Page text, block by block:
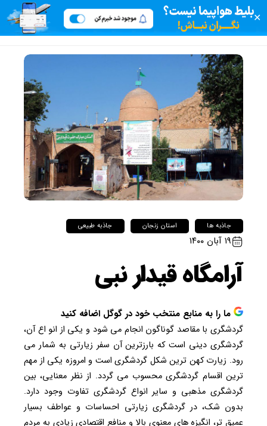
✕
جاذبه ها استان زنجان جاذبه طبیعی
۱۹ آبان ۱۴۰۰
آرامگاه قیدار نبی
ما را به منابع منتخب خود در گوگل اضافه کنید
گردشگری با مقاصد گوناگون انجام می شود و یکی از انو اع آن،
گردشگری دینی است که بارزترین آن سفر زیارتی به شمار می
رود. زیارت کهن ترین شکل گردشگری است و امروزه یکی از مهم
ترین اقسام گردشگری محسوب می گردد. از نظر معنایی، بین
گردشگری مذهبی و سایر انواع گردشگری تفاوت وجود دارد.
بدون شک، در گردشگری زیارتی احساسات و عواطف بسیار
عمیق تر، انگیزه های معنوی بالا و منافع اقتصادی زیادی به مردم